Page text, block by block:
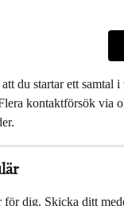
du startar ett samtal
kontaktförsök via
för dig. Skicka ditt